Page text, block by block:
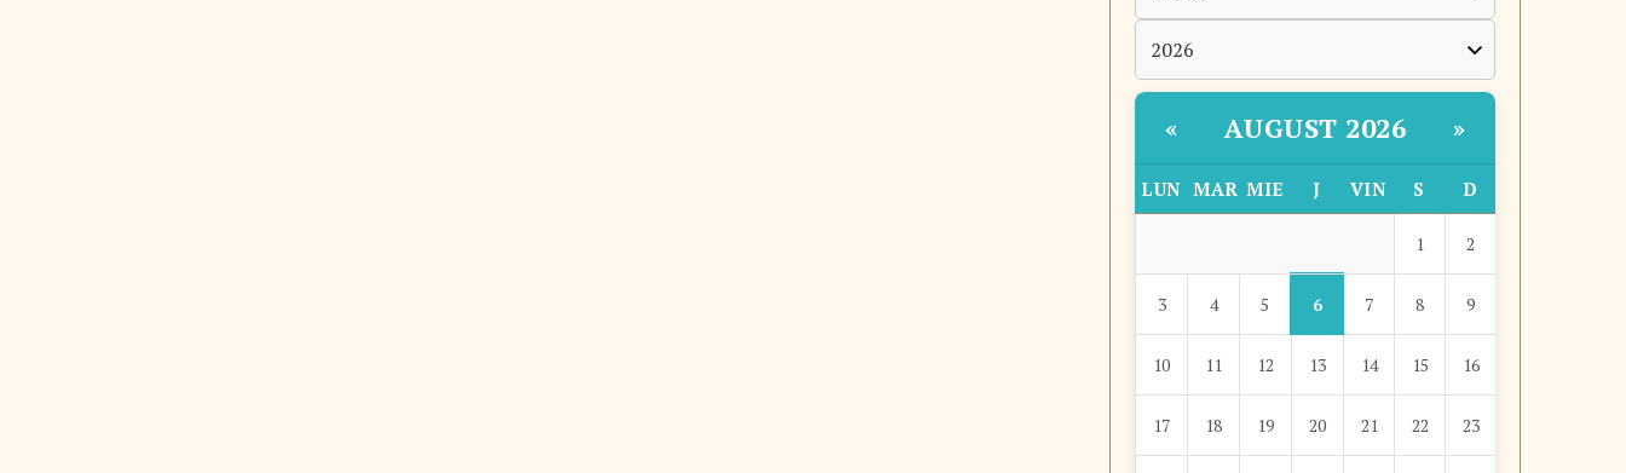
« AUGUST 2026 »
LUN MAR MIE J VIN S D
1 2
3 4 5 6 7 8 9
10 11 12 13 14 15 16
17 18 19 20 21 22 23